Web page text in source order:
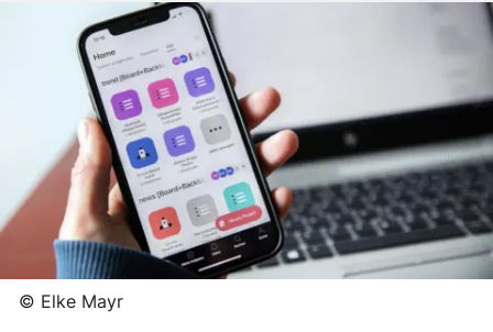
© Elke Mayr